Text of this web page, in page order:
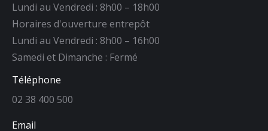
Lundi au Vendredi : 8h00 – 18h00
Horaires d'ouverture entrepôt
Lundi au Vendredi : 8h00 – 16h00
Samedi et Dimanche : Fermé
Téléphone
02 38 400 500
Email